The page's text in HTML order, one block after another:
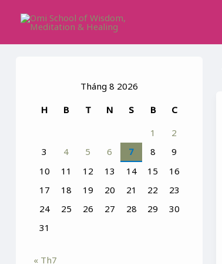
Tháng 8 2026
H
B T N S B
C
1
2
3
4 5 6 7 8
9
10
11 12 13 14 15
16
17
18 19 20 21 22
23
24
25 26 27 28 29
30
31
« Th7